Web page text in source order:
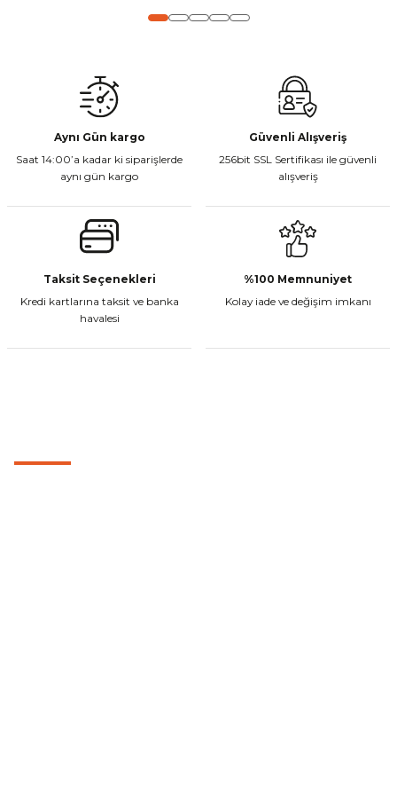
Aynı Gün kargo
Saat 14:00’a kadar ki siparişlerde
aynı gün kargo
Güvenli Alışveriş
256bit SSL Sertifikası ile güvenli
alışveriş
Taksit Seçenekleri
Kredi kartlarına taksit ve banka
havalesi
%100 Memnuniyet
Kolay iade ve değişim imkanı